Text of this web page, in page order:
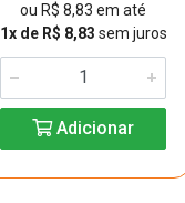
ou R$ 8,83 em até
1x de R$ 8,83 sem juros
Adicionar